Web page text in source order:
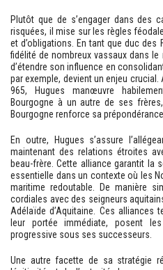
Plutôt que de s’engager dans des
risquées, il mise sur les règles
et d’obligations. En tant que duc des
fidélité de nombreux vassaux dans
d’étendre son influence en
par exemple, devient un enjeu
965, Hugues manœuvre
Bourgogne à un autre de ses
Bourgogne renforce sa
En outre, Hugues s’assure
maintenant des relations étroites
beau-frère. Cette alliance garantit la
essentielle dans un contexte où les
maritime redoutable. De manière
cordiales avec des seigneurs
Adélaïde d’Aquitaine. Ces alliances
leur portée immédiate, posent
progressive sous ses successeurs.
Une autre facette de sa stratégie